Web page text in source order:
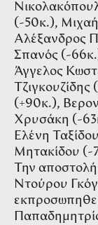
(-50κ.),
Αλέξανδρος
Σπανός (-
Άγγελος
(+90κ.),
Χρυσάκη (-
Ελένη
Μητακίδου (-
Την
Ντούρου